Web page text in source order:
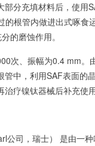
分充填材料后，使用
根管内做进出式啄食
的磨蚀作用。
次、振幅为0.4 mm。
中，利用SAF表面的
疗镍钛器械后补充使
公司，瑞士） 是由一